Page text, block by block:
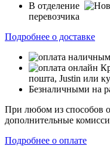
В отделение
перевозчика
Подробнее о доставке
пошта, Justin или
Безналичными на
При любом из способов
дополнительные
Подробнее о оплате